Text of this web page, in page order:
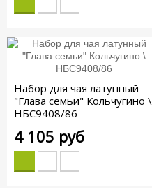
Набор для чая латунный
"Глава семьи" Кольчугино \
НБС9408/86
4 105 руб